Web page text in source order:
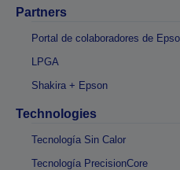
Partners
Portal de colaboradores de
LPGA
Shakira + Epson
Technologies
Tecnología Sin Calor
Tecnología PrecisionCore